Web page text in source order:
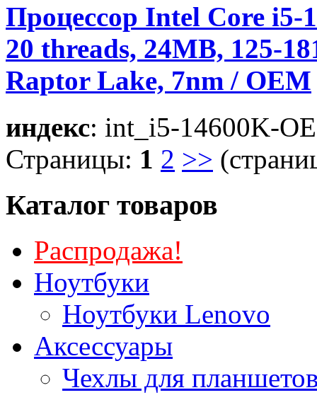
Процессор Intel Core i5-
20 threads, 24MB, 125-
Raptor Lake, 7nm / OEM
индекс: int_i5-14600K-
Страницы: 1 2 >>
Каталог товаров
Распродажа!
Ноутбуки
Ноутбуки Lenovo
Аксессуары
Чехлы для